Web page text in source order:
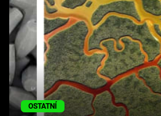
Filmy
Seriály
Hry
Cool Esport
OSTATNÍ